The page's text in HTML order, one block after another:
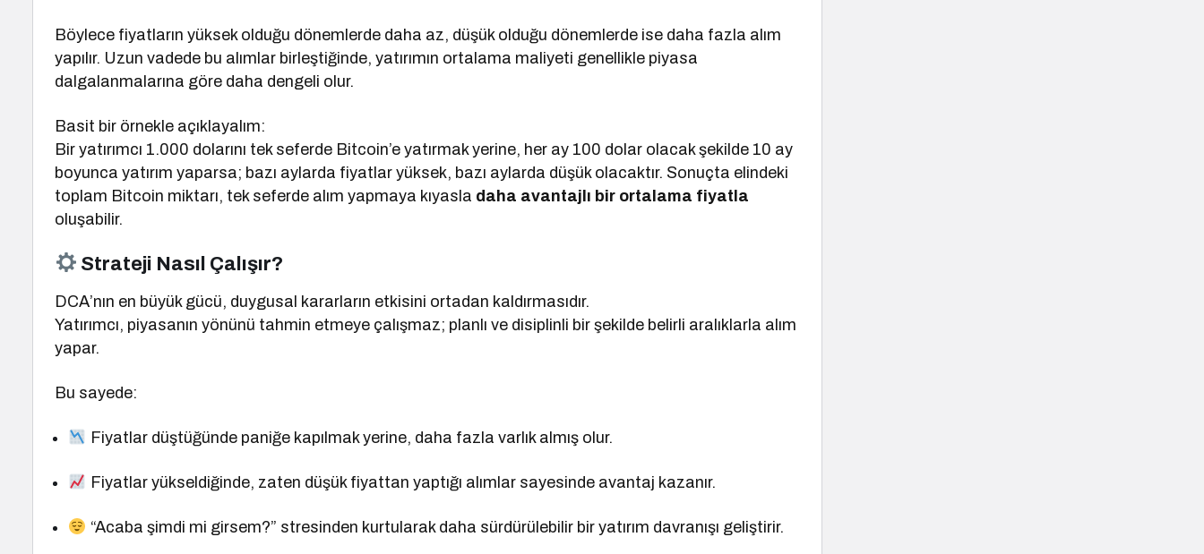
Böylece fiyatların yüksek olduğu dönemlerde daha az, düşük olduğu dönemlerde ise daha fazla alım
yapılır. Uzun vadede bu alımlar birleştiğinde, yatırımın ortalama maliyeti genellikle piyasa
dalgalanmalarına göre daha dengeli olur.
Basit bir örnekle açıklayalım:
Bir yatırımcı 1.000 dolarını tek seferde Bitcoin’e yatırmak yerine, her ay 100 dolar olacak şekilde 10 ay
boyunca yatırım yaparsa; bazı aylarda fiyatlar yüksek, bazı aylarda düşük olacaktır. Sonuçta elindeki
toplam Bitcoin miktarı, tek seferde alım yapmaya kıyasla daha avantajlı bir ortalama fiyatla
oluşabilir.
Strateji Nasıl Çalışır?
DCA’nın en büyük gücü, duygusal kararların etkisini ortadan kaldırmasıdır.
Yatırımcı, piyasanın yönünü tahmin etmeye çalışmaz; planlı ve disiplinli bir şekilde belirli aralıklarla alım
yapar.
Bu sayede:
Fiyatlar düştüğünde paniğe kapılmak yerine, daha fazla varlık almış olur.
Fiyatlar yükseldiğinde, zaten düşük fiyattan yaptığı alımlar sayesinde avantaj kazanır.
“Acaba şimdi mi girsem?” stresinden kurtularak daha sürdürülebilir bir yatırım davranışı geliştirir.